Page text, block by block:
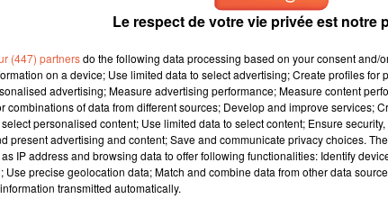
Lille où il était recruteur depuis l'été 2017.
directeur sportif des Crocos en train de négocier
au stade des Costières le vendredi 6 décembre lors de la
Nîmes avec le titre de responsable du recrutement. Reda
au RC Lens comme responsable du recrutement de
Le respect de votre vie privée est notre
(447) partnersdo the following data processing based on your consent and/
on a device; Use limited data to select advertising; Create profiles for
advertising; Measure advertising performance; Measure content
combinations of data from different sources; Develop and improve services;
personalised content; Use limited data to select content; Ensure
present advertising and content; Save and communicate privacy choices.
IP address and browsing data to offer following functionalities: Identify
Use precise geolocation data; Match and combine data from other data
transmitted automatically.